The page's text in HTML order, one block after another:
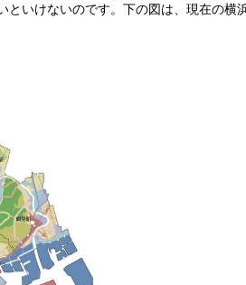
といけないのです。下の図は、現在の横